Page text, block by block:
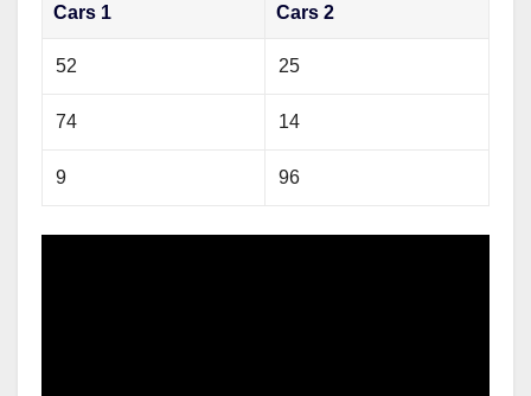
Cars 1 Cars 2
52 25
74 14
9 96